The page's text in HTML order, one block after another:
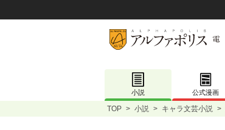
小説 公式漫画
TOP > 小説 > キャラ文芸小説 >